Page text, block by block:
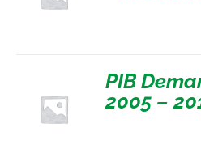
PIB
2005 –